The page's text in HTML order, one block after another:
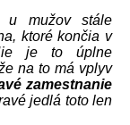
u mužov stále
ktoré končia v
je to úplne
na to má vplyv
zamestnanie
jedlá toto len